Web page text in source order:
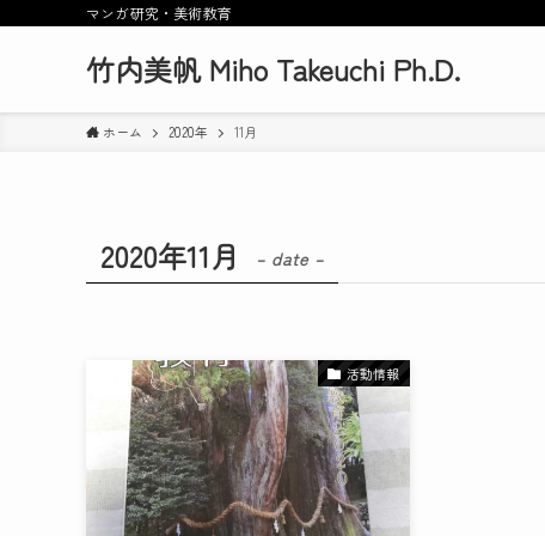
マンガ研究・美術教育
竹内美帆 Miho Takeuchi Ph.D.
ホーム 2020年 11月
2020年11月 – date –
活動情報